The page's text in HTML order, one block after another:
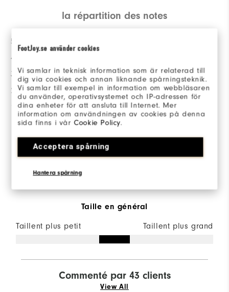
FootJoy.se använder cookies
Vi samlar in teknisk information som är relaterad till
dig via cookies och annan liknande spårningsteknik.
Vi samlar till exempel in information om webbläsaren
du använder, operativsystemet och IP-adressen för
dina enheter för att ansluta till Internet. Mer
information om användningen av cookies på denna
sida finns i vårCookie Policy.
Acceptera spårning
Hantera spårning
la répartition des notes
5 Etoiles
4 Etoiles
3 Etoiles 7
2 Etoiles 0
1 Etoile
80%
des répondants
recommanderaient à un ami
Taille en général
Taillent plus petit Taillent plus grand
Commenté par 43 clients
View All